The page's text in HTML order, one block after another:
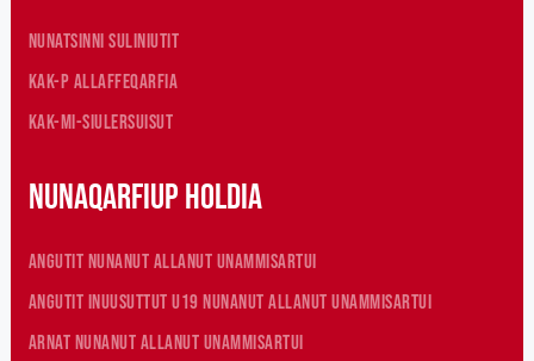
Nunatsinni suliniutit
KAK-p allaffeqarfia
KAK-mi-siulersuisut
Nunaqarfiup holdia
Angutit nunanut allanut unammisartui
Angutit inuusuttut U19 nunanut allanut unammisartui
Arnat nunanut allanut unammisartui